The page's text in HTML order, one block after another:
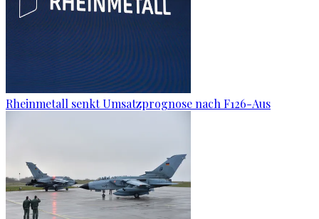
Rheinmetall senkt Umsatzprognose nach F126-Aus